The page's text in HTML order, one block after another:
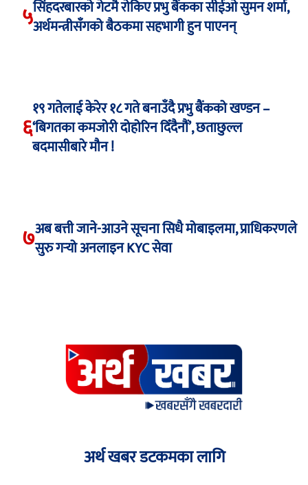
५सिंहदरबारको गेटमै रोकिए प्रभु बैंकका सीईओ सुमन शर्मा,
अर्थमन्त्रीसँगको बैठकमा सहभागी हुन पाएनन्
६
१९ गतेलाई केरेर १८ गते बनाउँदै प्रभु बैंकको खण्डन –
‘बिगतका कमजोरी दोहोरिन दिँदैनौं’, छताछुल्ल
बदमासीबारे मौन !
७अब बत्ती जाने-आउने सूचना सिधै मोबाइलमा, प्राधिकरणले
सुरु गर्‍यो अनलाइन KYC सेवा
अर्थ खबर डटकमका लागि